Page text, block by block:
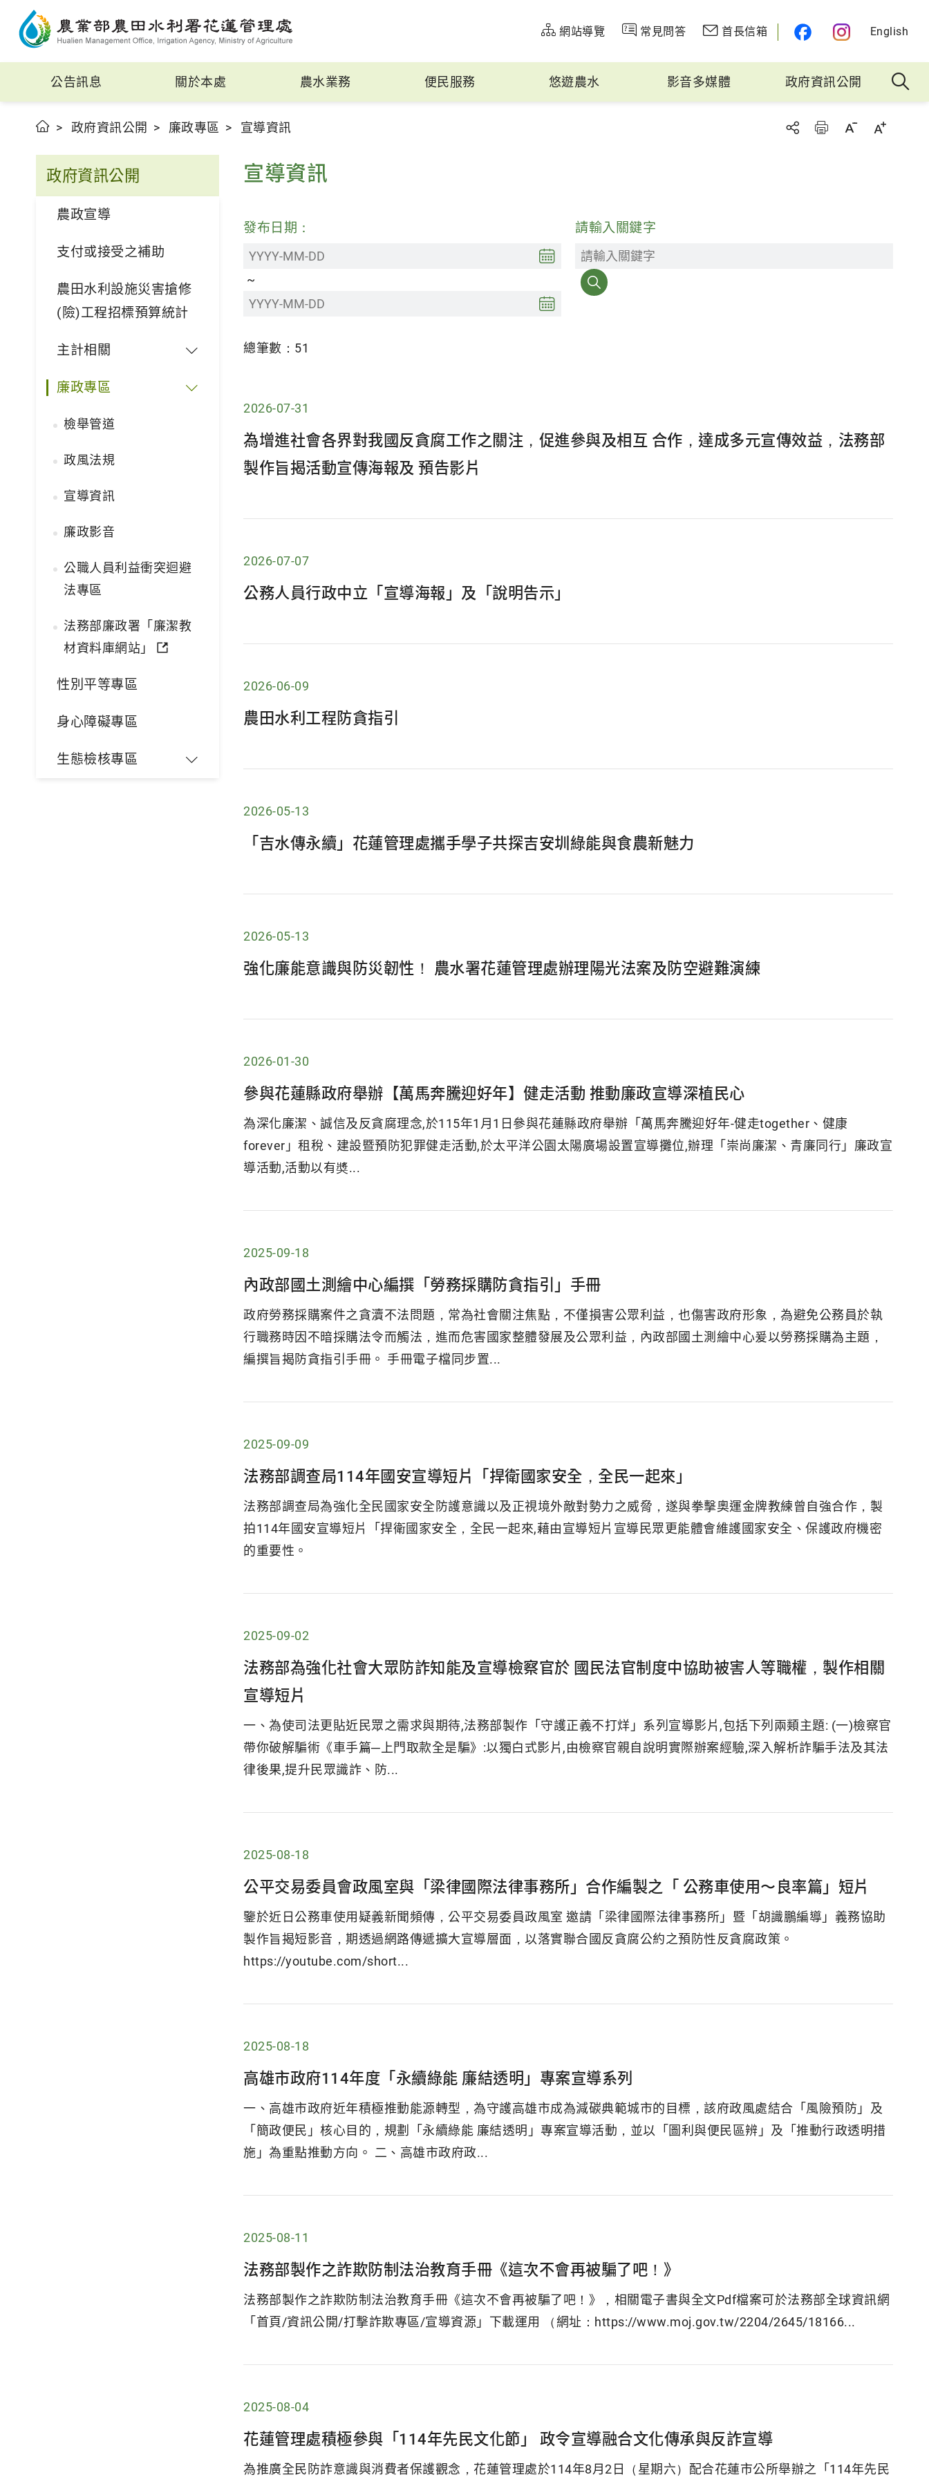
網站導覽 常見問答 首長信箱 English
公告訊息 關於本處 農水業務 便民服務 悠遊農水 影音多媒體 政府資訊公開
政府資訊公開 廉政專區 宣導資訊
政府資訊公開
農政宣導
支付或接受之補助
農田水利設施災害搶修
(險)工程招標預算統計
主計相關
廉政專區
檢舉管道
政風法規
宣導資訊
廉政影音
公職人員利益衝突迴避
法專區
法務部廉政署「廉潔教
材資料庫網站」
性別平等專區
身心障礙專區
生態檢核專區
宣導資訊
發布日期： 請輸入關鍵字
總筆數： 51
2026-07-31
為增進社會各界對我國反貪腐工作之關注，促進參與及相互 合作，達成多元宣傳效益，法務部
製作旨揭活動宣傳海報及 預告影片
2026-07-07
公務人員行政中立「宣導海報」及「說明告示」
2026-06-09
農田水利工程防貪指引
2026-05-13
「吉水傳永續」花蓮管理處攜手學子共探吉安圳綠能與食農新魅力
2026-05-13
強化廉能意識與防災韌性！ 農水署花蓮管理處辦理陽光法案及防空避難演練
2026-01-30
參與花蓮縣政府舉辦【萬馬奔騰迎好年】健走活動 推動廉政宣導深植民心
為深化廉潔、誠信及反貪腐理念,於115年1月1日參與花蓮縣政府舉辦「萬馬奔騰迎好年-健走together、健康
forever」租稅、建設暨預防犯罪健走活動,於太平洋公園太陽廣場設置宣導攤位,辦理「崇尚廉潔、青廉同行」廉政宣
導活動,活動以有奬...
2025-09-18
內政部國土測繪中心編撰「勞務採購防貪指引」手冊
政府勞務採購案件之貪瀆不法問題，常為社會關注焦點，不僅損害公眾利益，也傷害政府形象，為避免公務員於執
行職務時因不暗採購法令而觸法，進而危害國家整體發展及公眾利益，內政部國土測繪中心爰以勞務採購為主題，
編撰旨揭防貪指引手冊。 手冊電子檔同步置...
2025-09-09
法務部調查局114年國安宣導短片「捍衛國家安全，全民一起來」
法務部調查局為強化全民國家安全防護意識以及正視境外敵對勢力之威脅，遂與拳擊奧運金牌教練曾自強合作，製
拍114年國安宣導短片「捍衛國家安全，全民一起來,藉由宣導短片宣導民眾更能體會維護國家安全、保護政府機密
的重要性。
2025-09-02
法務部為強化社會大眾防詐知能及宣導檢察官於 國民法官制度中協助被害人等職權，製作相關
宣導短片
一、為使司法更貼近民眾之需求與期待,法務部製作「守護正義不打烊」系列宣導影片,包括下列兩類主題: (一)檢察官
帶你破解騙術《車手篇─上門取款全是騙》:以獨白式影片,由檢察官親自說明實際辦案經驗,深入解析詐騙手法及其法
律後果,提升民眾識詐、防...
2025-08-18
公平交易委員會政風室與「梁律國際法律事務所」合作編製之「 公務車使用〜良率篇」短片
鑒於近日公務車使用疑義新聞頻傳，公平交易委員政風室 邀請「梁律國際法律事務所」暨「胡識鵬編導」義務協助
製作旨揭短影音，期透過網路傳遞擴大宣導層面，以落實聯合國反貪腐公約之預防性反貪腐政策。
https://youtube.com/short...
2025-08-18
高雄市政府114年度「永續綠能 廉結透明」專案宣導系列
一、高雄市政府近年積極推動能源轉型，為守護高雄市成為減碳典範城市的目標，該府政風處結合「風險預防」及
「簡政便民」核心目的，規劃「永續綠能 廉結透明」專案宣導活動，並以「圖利與便民區辨」及「推動行政透明措
施」為重點推動方向。 二、高雄市政府政...
2025-08-11
法務部製作之詐欺防制法治教育手冊《這次不會再被騙了吧！》
法務部製作之詐欺防制法治教育手冊《這次不會再被騙了吧！》，相關電子書與全文Pdf檔案可於法務部全球資訊網
「首頁/資訊公開/打擊詐欺專區/宣導資源」下載運用 （網址：https://www.moj.gov.tw/2204/2645/18166...
2025-08-04
花蓮管理處積極參與「114年先民文化節」 政令宣導融合文化傳承與反詐宣導
為推廣全民防詐意識與消費者保護觀念，花蓮管理處於114年8月2日（星期六）配合花蓮市公所舉辦之「114年先民